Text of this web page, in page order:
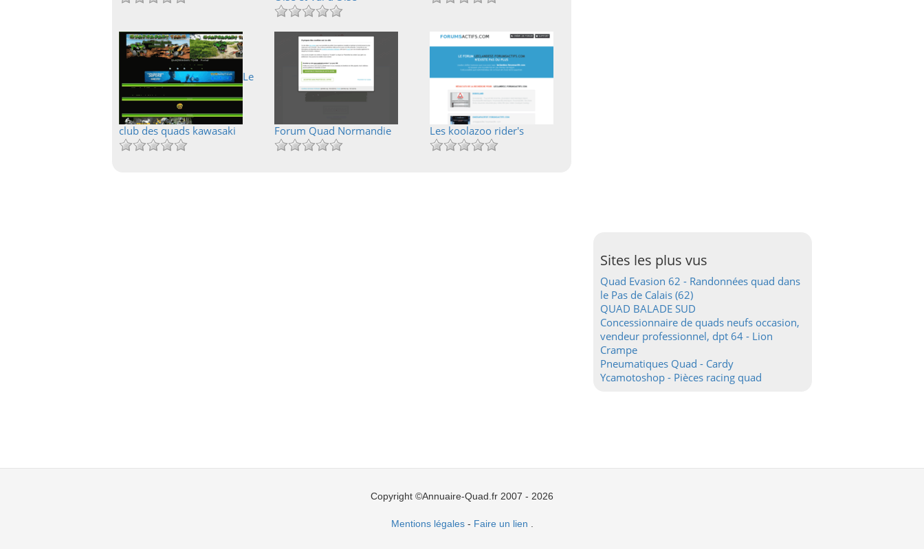
Le
club des quads kawasaki Forum Quad Normandie Les koolazoo rider's
Sites les plus vus
Quad Evasion 62 - Randonnées quad dans
le Pas de Calais (62)
QUAD BALADE SUD
Concessionnaire de quads neufs occasion,
vendeur professionnel, dpt 64 - Lion
Crampe
Pneumatiques Quad - Cardy
Ycamotoshop - Pièces racing quad
Copyright ©Annuaire-Quad.fr 2007 - 2026
Mentions légales- Faire un lien